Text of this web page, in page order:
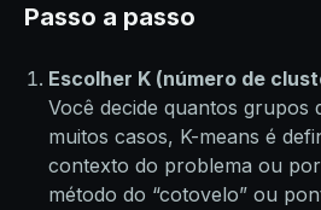
Passo a passo
Escolher K (número de
Você decide quantos grupos
muitos casos, K-means é
contexto do problema ou
método do “cotovelo” ou